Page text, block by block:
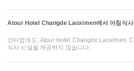
Atour Hotel Changde Laoximen에서 아침식사
안타깝게도, Atour Hotel Changde Laoximen,
식사 시설을 제공하지 않습니다.